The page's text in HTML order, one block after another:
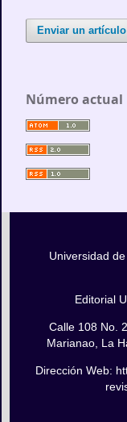
Enviar un artículo
Número actual
Universidad
Editorial
Calle 108 No.
Marianao, La
Dirección Web: